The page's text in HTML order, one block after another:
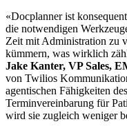
«Docplanner ist
die notwendigen
Zeit mit Administration zu
kümmern, was wirklich
Jake Kanter, VP Sales,
von Twilios
agentischen Fähigkeiten
Terminvereinbarung für
wird sie zugleich weniger